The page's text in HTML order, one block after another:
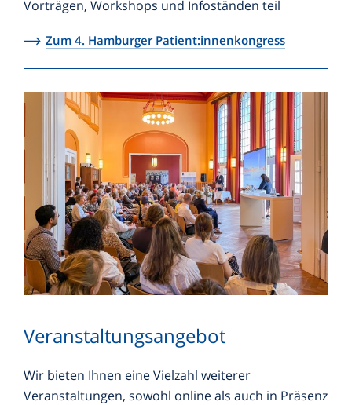
Vorträgen, Workshops und Infoständen teil
Zum 4. Hamburger Patient:innenkongress
Veranstaltungsangebot
Wir bieten Ihnen eine Vielzahl weiterer
Veranstaltungen, sowohl online als auch in Präsenz